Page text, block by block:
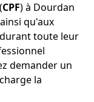
CPF) à Dourdan
qu'aux
toute leur
demander un
la